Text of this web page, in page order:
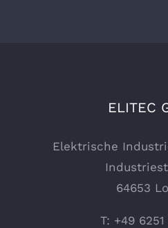
ELITEC
Elektrische
64653
T: +49